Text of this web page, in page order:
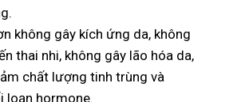
không gây kích ứng da, không
thai nhi, không gây lão hóa da,
chất lượng tinh trùng và
loạn hormone.